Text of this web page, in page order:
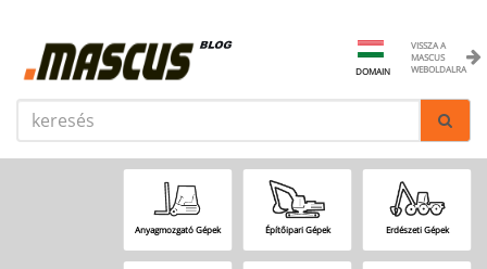
VISSZA A
MASCUS
WEBOLDALRA
DOMAIN
Anyagmozgató Gépek Építőipari Gépek Erdészeti Gépek